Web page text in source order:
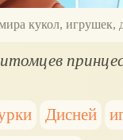
кукол, игрушек,
Дисней